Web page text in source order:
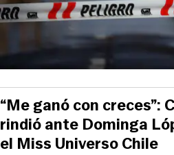
“Me ganó con creces”:
rindió ante Dominga
el Miss Universo Chile